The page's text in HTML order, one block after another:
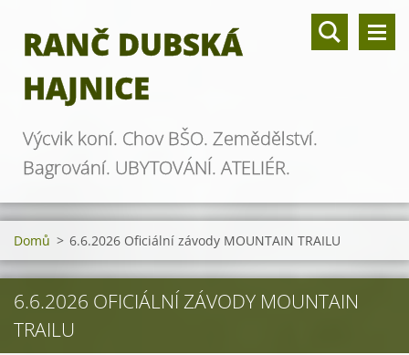
RANČ DUBSKÁ
HAJNICE
Výcvik koní. Chov BŠO. Zemědělství.
Bagrování. UBYTOVÁNÍ. ATELIÉR.
Domů > 6.6.2026 Oficiální závody MOUNTAIN TRAILU
6.6.2026 OFICIÁLNÍ ZÁVODY MOUNTAIN
TRAILU